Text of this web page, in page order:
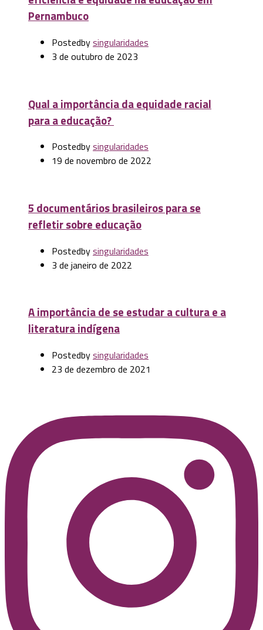
Pernambuco
Postedbysingularidades
3 de outubro de 2023
Qual a importância da equidade racial
para a educação?
Postedbysingularidades
19 de novembro de 2022
5 documentários brasileiros para se
refletir sobre educação
Postedbysingularidades
3 de janeiro de 2022
A importância de se estudar a cultura e a
literatura indígena
Postedbysingularidades
23 de dezembro de 2021